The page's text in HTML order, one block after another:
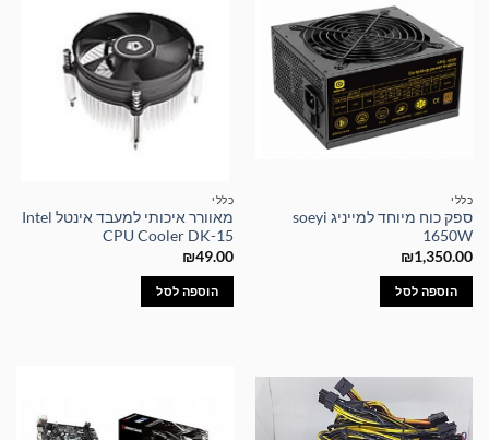
כללי
ספק כוח מיוחד למייניג soeyi
1650W
₪1,350.00
הוספה לסל
כללי
מאוורר איכותי למעבד אינטל Intel
CPU Cooler DK-15
₪49.00
הוספה לסל